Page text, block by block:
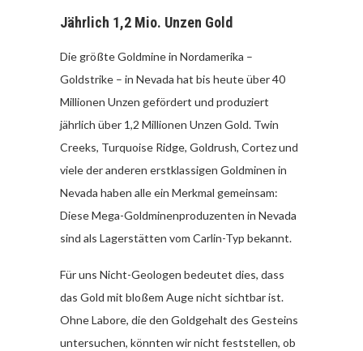
Jährlich 1,2 Mio. Unzen Gold
Die größte Goldmine in Nordamerika –
Goldstrike – in Nevada hat bis heute über 40
Millionen Unzen gefördert und produziert
jährlich über 1,2 Millionen Unzen Gold. Twin
Creeks, Turquoise Ridge, Goldrush, Cortez und
viele der anderen erstklassigen Goldminen in
Nevada haben alle ein Merkmal gemeinsam:
Diese Mega-Goldminenproduzenten in Nevada
sind als Lagerstätten vom Carlin-Typ bekannt.
Für uns Nicht-Geologen bedeutet dies, dass
das Gold mit bloßem Auge nicht sichtbar ist.
Ohne Labore, die den Goldgehalt des Gesteins
untersuchen, könnten wir nicht feststellen, ob